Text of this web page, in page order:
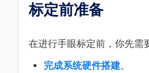
标定前准备
在进行手眼标定前，你先需
完成系统硬件搭建。